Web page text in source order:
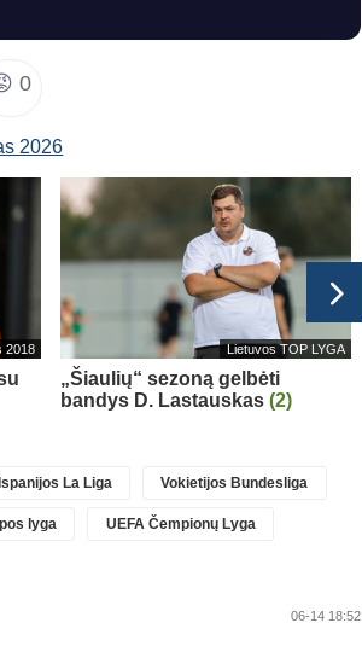
0
2026
2018 Lietuvos TOP LYGA
„Šiaulių“ sezoną gelbėti
bandys D. Lastauskas (2)
Ispanijos La Liga Vokietijos Bundesliga
lyga UEFA Čempionų Lyga
06-14 18:52